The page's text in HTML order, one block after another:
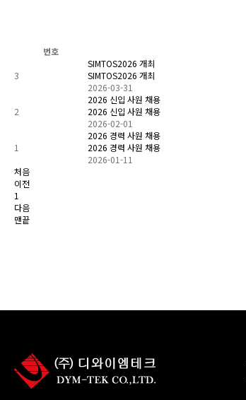
번호
3
SIMTOS2026 개최
SIMTOS2026 개최
2026-03-31
2
2026 신입 사원 채용
2026 신입 사원 채용
2026-02-01
1
2026 경력 사원 채용
2026 경력 사원 채용
2026-01-11
처음
이전
1
다음
맨끝